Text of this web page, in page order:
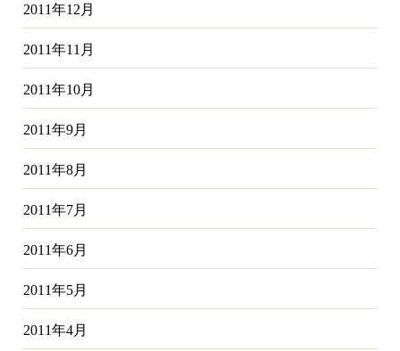
2011年12月
2011年11月
2011年10月
2011年9月
2011年8月
2011年7月
2011年6月
2011年5月
2011年4月